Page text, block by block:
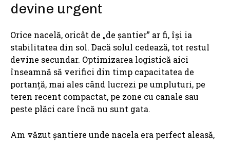
devine urgent
Orice nacelă, oricât de „de șantier” ar fi, își ia
stabilitatea din sol. Dacă solul cedează, tot restul
devine secundar. Optimizarea logistică aici
înseamnă să verifici din timp capacitatea de
portanță, mai ales când lucrezi pe umpluturi, pe
teren recent compactat, pe zone cu canale sau
peste plăci care încă nu sunt gata.
Am văzut șantiere unde nacela era perfect aleasă,